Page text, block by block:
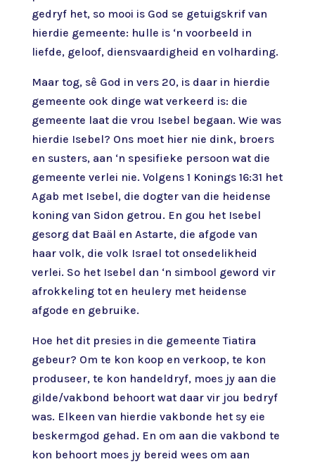
gedryf het, so mooi is God se getuigskrif van
hierdie gemeente: hulle is ‘n voorbeeld in
liefde, geloof, diensvaardigheid en volharding.
Maar tog, sê God in vers 20, is daar in hierdie
gemeente ook dinge wat verkeerd is: die
gemeente laat die vrou Isebel begaan. Wie was
hierdie Isebel? Ons moet hier nie dink, broers
en susters, aan ‘n spesifieke persoon wat die
gemeente verlei nie. Volgens 1 Konings 16:31 het
Agab met Isebel, die dogter van die heidense
koning van Sidon getrou. En gou het Isebel
gesorg dat Baäl en Astarte, die afgode van
haar volk, die volk Israel tot onsedelikheid
verlei. So het Isebel dan ‘n simbool geword vir
afrokkeling tot en heulery met heidense
afgode en gebruike.
Hoe het dit presies in die gemeente Tiatira
gebeur? Om te kon koop en verkoop, te kon
produseer, te kon handeldryf, moes jy aan die
gilde/vakbond behoort wat daar vir jou bedryf
was. Elkeen van hierdie vakbonde het sy eie
beskermgod gehad. En om aan die vakbond te
kon behoort moes jy bereid wees om aan